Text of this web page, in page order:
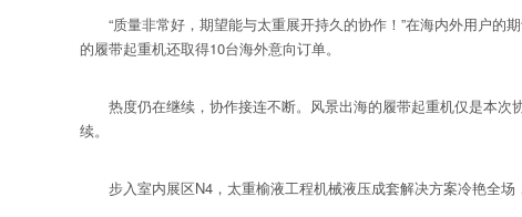
“质量非常好，期望能与太重展开持久的协作！”在海内外用户的
的履带起重机还取得10台海外意向订单。
热度仍在继续，协作接连不断。风景出海的履带起重机仅是本次
续。
步入室内展区N4，太重榆液工程机械液压成套解决方案冷艳全场